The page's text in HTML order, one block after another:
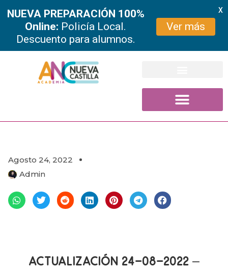
Agosto 24, 2022
Admin
ACTUALIZACIÓN 24-08-2022 –
NUEVA PREPARACIÓN 100%
Online: Policía Local.
Descuento para alumnos.
Ver más
X